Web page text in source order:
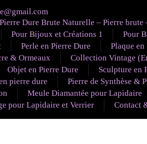
Pierre Dure Brute Naturelle – Pierre brute
Pour Bijoux et Créations 1 Pour
Perle en Pierre Dure Plaque
& Ormeaux Collection Vintage
Objet en Pierre Dure Sculpture en
pierre dure
Pierre de Synthèse &
Meule Diamantée pour Lapidaire
pour Lapidaire et Verrier
Contact